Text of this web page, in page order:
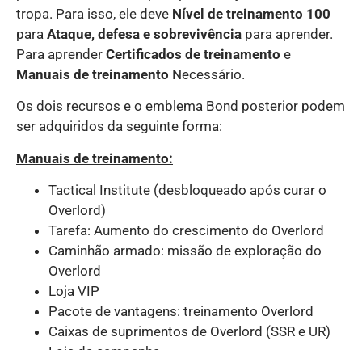
tropa. Para isso, ele deve Nível de treinamento 100
para Ataque, defesa e sobrevivência para aprender.
Para aprender Certificados de treinamento e
Manuais de treinamento Necessário.
Os dois recursos e o emblema Bond posterior podem
ser adquiridos da seguinte forma:
Manuais de treinamento:
Tactical Institute (desbloqueado após curar o
Overlord)
Tarefa: Aumento do crescimento do Overlord
Caminhão armado: missão de exploração do
Overlord
Loja VIP
Pacote de vantagens: treinamento Overlord
Caixas de suprimentos de Overlord (SSR e UR)